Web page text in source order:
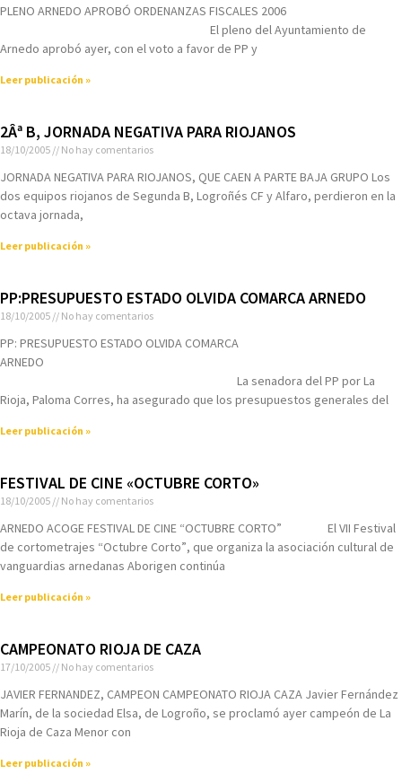
PLENO ARNEDO APROBÓ ORDENANZAS FISCALES 2006
El pleno del Ayuntamiento de
Arnedo aprobó ayer, con el voto a favor de PP y
Leer publicación »
2Âª B, JORNADA NEGATIVA PARA RIOJANOS
18/10/2005 No hay comentarios
JORNADA NEGATIVA PARA RIOJANOS, QUE CAEN A PARTE BAJA GRUPO Los
dos equipos riojanos de Segunda B, Logroñés CF y Alfaro, perdieron en la
octava jornada,
Leer publicación »
PP:PRESUPUESTO ESTADO OLVIDA COMARCA ARNEDO
18/10/2005 No hay comentarios
PP: PRESUPUESTO ESTADO OLVIDA COMARCA
ARNEDO
La senadora del PP por La
Rioja, Paloma Corres, ha asegurado que los presupuestos generales del
Leer publicación »
FESTIVAL DE CINE «OCTUBRE CORTO»
18/10/2005 No hay comentarios
ARNEDO ACOGE FESTIVAL DE CINE “OCTUBRE CORTO” El VII Festival
de cortometrajes “Octubre Corto”, que organiza la asociación cultural de
vanguardias arnedanas Aborigen continúa
Leer publicación »
CAMPEONATO RIOJA DE CAZA
17/10/2005 No hay comentarios
JAVIER FERNANDEZ, CAMPEON CAMPEONATO RIOJA CAZA Javier Fernández
Marí­n, de la sociedad Elsa, de Logroño, se proclamó ayer campeón de La
Rioja de Caza Menor con
Leer publicación »